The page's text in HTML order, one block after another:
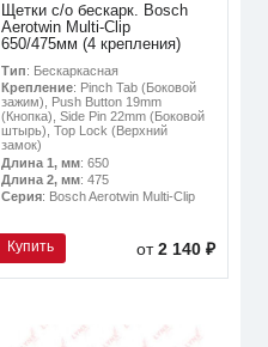
Щетки с/о бескарк. Bosch
Aerotwin Multi-Clip
650/475мм (4 крепления)
Тип: Бескаркасная
Крепление: Pinch Tab (Боковой
зажим), Push Button 19mm
(Кнопка), Side Pin 22mm (Боковой
штырь), Top Lock (Верхний
замок)
Длина 1, мм: 650
Длина 2, мм: 475
Серия: Bosch Aerotwin Multi-Clip
Купить от2 140 ₽